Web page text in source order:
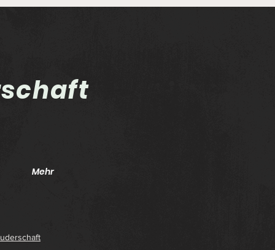
Mehr